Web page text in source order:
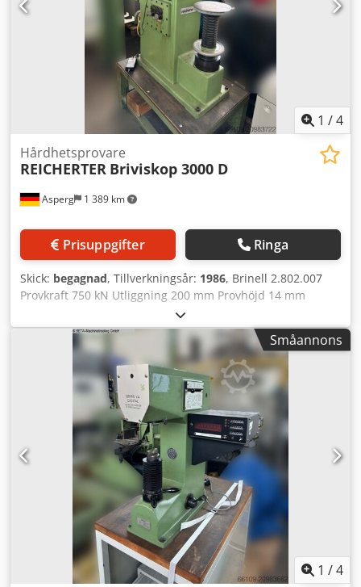
1 /4
Asperg 1 389 km
Hårdhetsprovare
REICHERTER Briviskop 3000 D
Prisuppgifter Ringa
Skick: begagnad, Tillverkningsår: 1986, Brinell 2.802.007
Provkraft 750 kN Utliggning 200 mm Provhöjd 14 mm
Styrsystem: Stiefelmayer Maskinvikt ca 620 kg
Utrymmesbehov ca 360 x 840 x 1250 mm Utförande A,
storlek 1 Provkraft: 750 kN Typ av kraftpåverkan:
Fjäderkraftbelastning kN Förspänning: max. 300 kN
Utliggning: 200 mm Provhöjd: 14 mm Spänning: 380/220 V
Strömtyp: 50 Hz Tillbehör och specialutrustning: - Brinell-
Vickers-hårdhetsmätningselektronik, typ 2.802.007 -
Bländskydd för mattskivsutrustning Ytbehov: Cjdpfx Aoyan
Smoitorf 360 x 840 x 1250 mm Vikt ca 620 kg
Småannons
1 /4